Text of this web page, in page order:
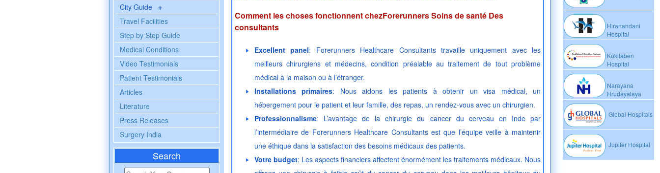
Hiranandani
Hospital
Kokilaben
Hospital
Narayana
Hrudayalaya
Global Hospitals
Jupiter Hospital
City Guide +
Travel Facilities
Step by Step Guide
Medical Conditions
Video Testimonials
Patient Testimonials
Articles
Literature
Press Releases
Surgery India
Search
Comment les choses fonctionnent chezForerunners Soins de santé Des
consultants
Excellent panel: Forerunners Healthcare Consultants travaille uniquement avec les
meilleurs chirurgiens et médecins, condition préalable au traitement de tout problème
médical à la maison ou à l’étranger.
Installations primaires: Nous aidons les patients à obtenir un visa médical, un
hébergement pour le patient et leur famille, des repas, un rendez-vous avec un chirurgien.
Professionnalisme: L’avantage de la chirurgie du cancer du cerveau en Inde par
l’intermédiaire de Forerunners Healthcare Consultants est que l’équipe veille à maintenir
une éthique dans la satisfaction des besoins médicaux des patients.
Votre budget: Les aspects financiers affectent énormément les traitements médicaux. Nous